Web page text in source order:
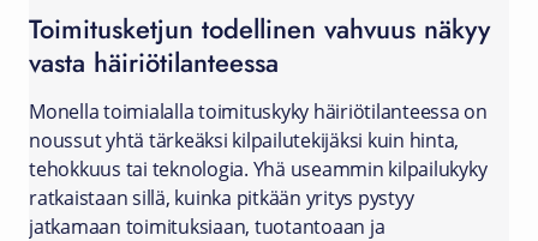
Toimitusketjun todellinen vahvuus näkyy
vasta häiriötilanteessa
Monella toimialalla toimituskyky häiriötilanteessa on
noussut yhtä tärkeäksi kilpailutekijäksi kuin hinta,
tehokkuus tai teknologia. Yhä useammin kilpailukyky
ratkaistaan sillä, kuinka pitkään yritys pystyy
jatkamaan toimituksiaan, tuotantoaan ja